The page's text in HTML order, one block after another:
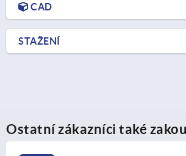
CAD
STAŽENÍ
Ostatní zákazníci také